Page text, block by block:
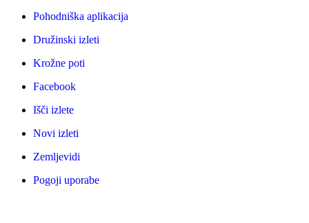
Pohodniška aplikacija
Družinski izleti
Krožne poti
Facebook
Išči izlete
Novi izleti
Zemljevidi
Pogoji uporabe